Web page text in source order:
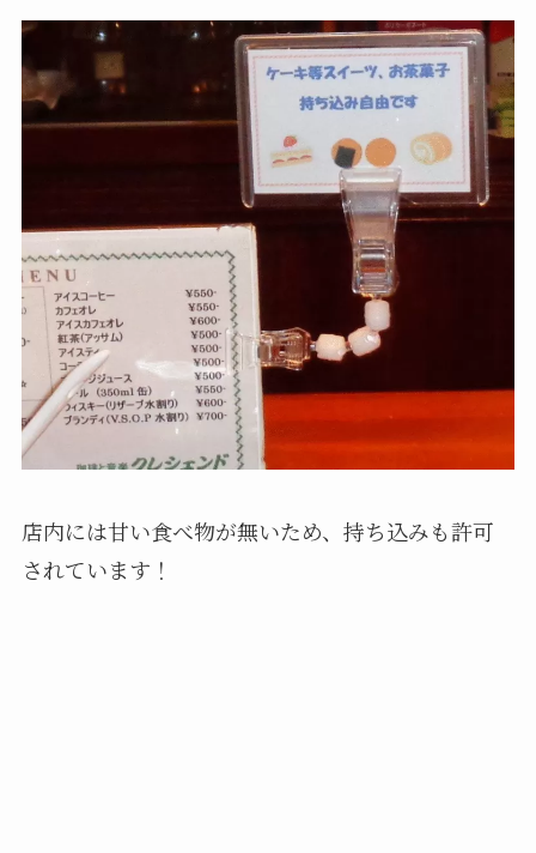
店内には甘い食べ物が無いため、持ち込みも許可
されています！